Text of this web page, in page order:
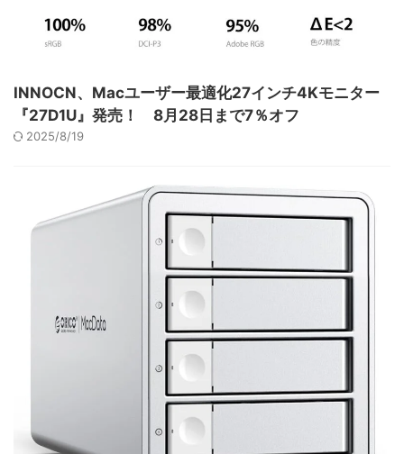
INNOCN、Macユーザー最適化27インチ4Kモニター
『27D1U』発売！ 8月28日まで7％オフ
2025/8/19